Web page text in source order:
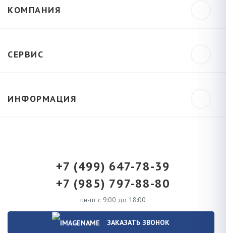
КОМПАНИЯ
СЕРВИС
ИНФОРМАЦИЯ
+7 (499) 647-78-39
+7 (985) 797-88-80
пн-пт с 9:00 до 18:00
ЗАКАЗАТЬ ЗВОНОК